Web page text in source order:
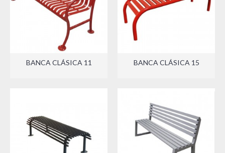
BANCA CLÁSICA 11 BANCA CLÁSICA 15